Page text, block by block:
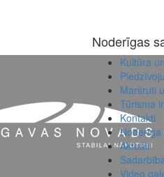
Noderīgas
Kultūra
Maršruti
Tūrisma
Kontakti
Noderīga
Aktuāli
Video